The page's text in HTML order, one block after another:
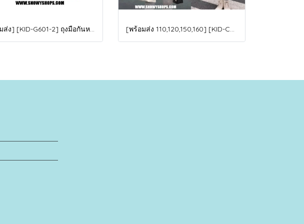
[พร้อมส่ง] [KID-G601-2] ถุงมือกันหนาวเด็กสีชมพูเข้ม ซับขนด้านใน ใส่กันหนาวเล่นหิมะได้ (เหมาะสำหรับเด็ก 3-5ขวบ) [พร้อมส่ง 110,120,150,160] [KID-C5040-2] เสื้อโค้ทกันหนาวเด็กขนเป็ดสีขาว แขนยาว มีกระเป๋าสองข้าง แบบซิปด้านหน้า หมวกฮู้ดติดเฟอร์ฟรุ้งฟริ้งใส่ติดลบกันหนาว เล่นหิมะได้ค่ะ